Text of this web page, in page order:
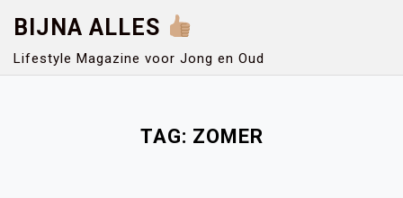
content
BIJNA ALLES
Lifestyle Magazine voor Jong en Oud
TAG: ZOMER